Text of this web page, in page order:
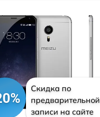
Скидка по
предварительной
записи на сайте